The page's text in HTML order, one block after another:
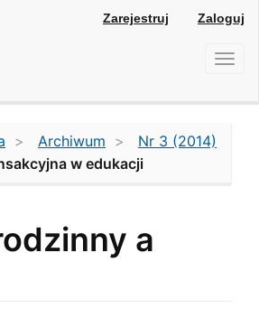
Zarejestruj Zaloguj
Archiwum
Nr 3 (2014)
w edukacji
a